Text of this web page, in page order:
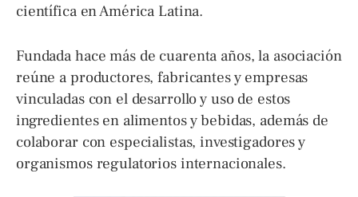
científica en América Latina.
Fundada hace más de cuarenta años, la asociación
reúne a productores, fabricantes y empresas
vinculadas con el desarrollo y uso de estos
ingredientes en alimentos y bebidas, además de
colaborar con especialistas, investigadores y
organismos regulatorios internacionales.